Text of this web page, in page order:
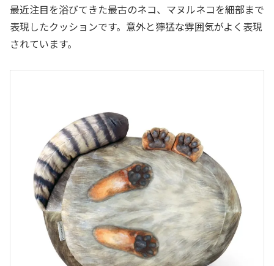
最近注目を浴びてきた最古のネコ、マヌルネコを細部まで
表現したクッションです。意外と獰猛な雰囲気がよく表現
されています。